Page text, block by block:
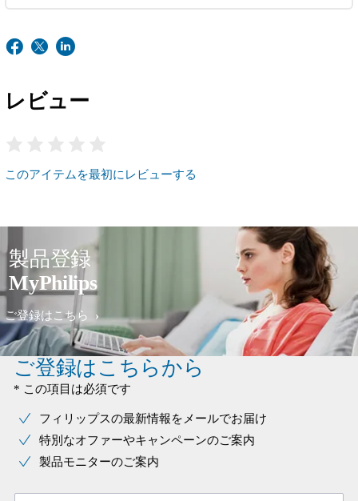
レビュー
このアイテムを最初にレビューする
製品登録
MyPhilips
ご登録はこちら
ご登録はこちらから
* この項目は必須です
フィリップスの最新情報をメールでお届け
特別なオファーやキャンペーンのご案内
製品モニターのご案内